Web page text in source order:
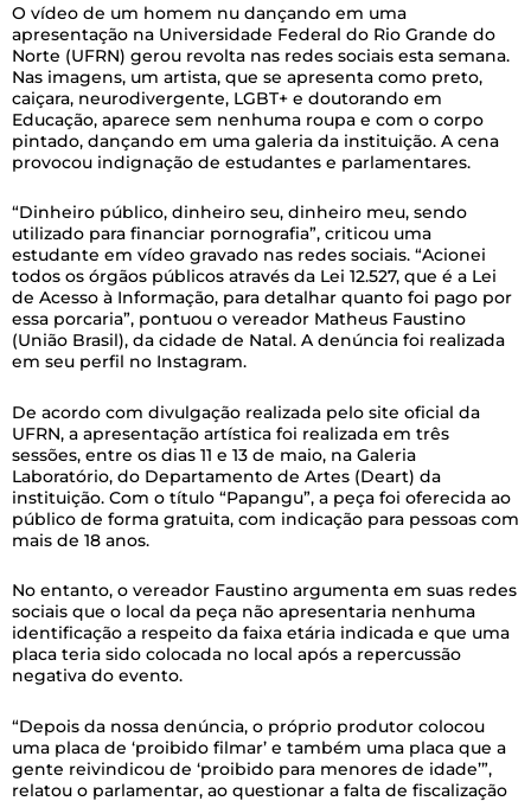
O vídeo de um homem nu dançando em uma
apresentação na Universidade Federal do Rio Grande do
Norte (UFRN) gerou revolta nas redes sociais esta semana.
Nas imagens, um artista, que se apresenta como preto,
caiçara, neurodivergente, LGBT+ e doutorando em
Educação, aparece sem nenhuma roupa e com o corpo
pintado, dançando em uma galeria da instituição. A cena
provocou indignação de estudantes e parlamentares.
“Dinheiro público, dinheiro seu, dinheiro meu, sendo
utilizado para financiar pornografia”, criticou uma
estudante em vídeo gravado nas redes sociais. “Acionei
todos os órgãos públicos através da Lei 12.527, que é a Lei
de Acesso à Informação, para detalhar quanto foi pago por
essa porcaria”, pontuou o vereador Matheus Faustino
(União Brasil), da cidade de Natal. A denúncia foi realizada
em seu perfil no Instagram.
De acordo com divulgação realizada pelo site oficial da
UFRN, a apresentação artística foi realizada em três
sessões, entre os dias 11 e 13 de maio, na Galeria
Laboratório, do Departamento de Artes (Deart) da
instituição. Com o título “Papangu”, a peça foi oferecida ao
público de forma gratuita, com indicação para pessoas com
mais de 18 anos.
No entanto, o vereador Faustino argumenta em suas redes
sociais que o local da peça não apresentaria nenhuma
identificação a respeito da faixa etária indicada e que uma
placa teria sido colocada no local após a repercussão
negativa do evento.
“Depois da nossa denúncia, o próprio produtor colocou
uma placa de ‘proibido filmar’ e também uma placa que a
gente reivindicou de ‘proibido para menores de idade’”,
relatou o parlamentar, ao questionar a falta de fiscalização